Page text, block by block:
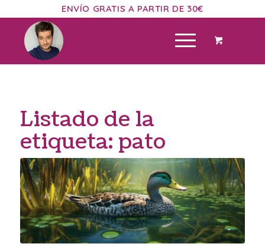
ENVÍO GRATIS A PARTIR DE 30€
Listado de la
etiqueta: pato